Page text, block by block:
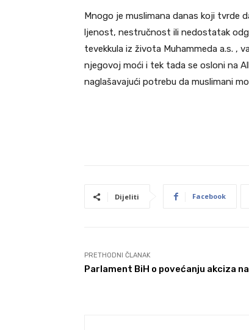
Mnogo je muslimana danas koji tvrde
ljenost, nestručnost ili nedostatak
tevekkula iz života Muhammeda a.s. ,
njegovoj moći i tek tada se osloni na
naglašavajući potrebu da muslimani
Dijeliti Facebook
PRETHODNI ČLANAK
Parlament BiH o povećanju akciza